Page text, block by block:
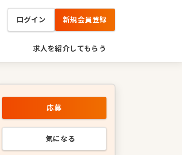
ログイン 新規会員登録
求人を紹介してもらう
応募
気になる